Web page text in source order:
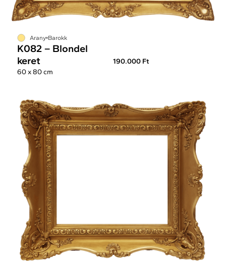
Arany Barokk
K082 – Blondel
keret
190.000 Ft
60 x 80 cm